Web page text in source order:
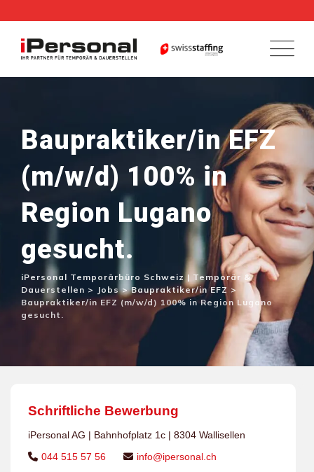
content
Baupraktiker/in EFZ
(m/w/d) 100% in
Region Lugano
gesucht.
iPersonal Temporärbüro Schweiz | Temporär &
Dauerstellen > Jobs>Baupraktiker/in EFZ >
Baupraktiker/in EFZ (m/w/d) 100% in Region Lugano
gesucht.
Schriftliche Bewerbung
iPersonal AG | Bahnhofplatz 1c | 8304 Wallisellen
044 515 57 56
info@ipersonal.ch